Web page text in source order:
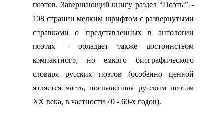
поэтов. Завершающий книгу раздел “Поэты” -
108 страниц мелким шрифтом с развернутыми
справками о представленных в антологии
поэтах – обладает также достоинством
компактного, но емкого биографического
словаря русских поэтов (особенно ценной
является часть, посвященная русским поэтам
ХХ века, в частности 40 - 60-х годов).